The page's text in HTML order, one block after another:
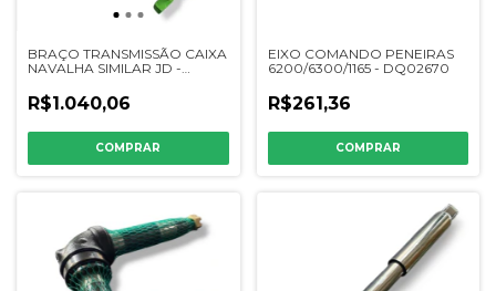
BRAÇO TRANSMISSÃO CAIXA
NAVALHA SIMILAR JD -
R$1.040,06
EIXO COMANDO PENEIRAS
6200/6300/1165 - DQ02670
R$261,36